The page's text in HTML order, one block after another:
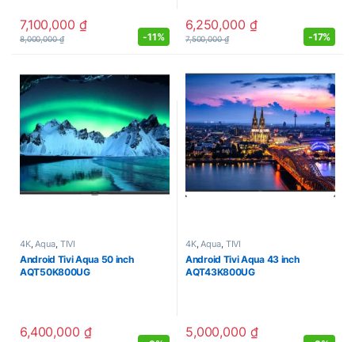
7,100,000 ₫
8,000,000₫ -11%
6,250,000 ₫
7,500,000₫ -17%
4K,Aqua, TIVI
Android Tivi Aqua 50 inch
AQT50K800UG
6,400,000 ₫
4K,Aqua, TIVI
Android Tivi Aqua 43 inch
AQT43K800UG
5,000,000 ₫